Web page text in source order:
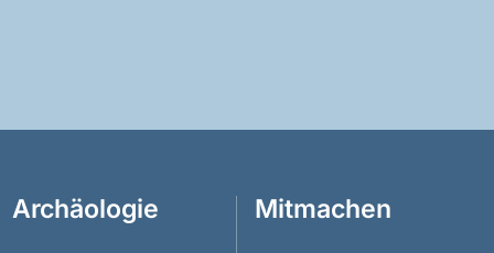
Archäo­lo­gie Mit­ma­chen